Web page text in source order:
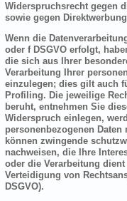
Widerspruchsrecht gegen
sowie gegen
Wenn die
oder f DSGVO erfolgt,
die sich aus Ihrer
Verarbeitung Ihrer
einzulegen; dies gilt auch
Profiling. Die jeweilige
beruht, entnehmen Sie
Widerspruch einlegen,
personenbezogenen
können zwingende
nachweisen, die Ihre
oder die Verarbeitung
Verteidigung von
DSGVO).